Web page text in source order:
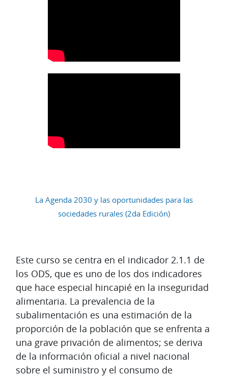
Diagrama de temas
Este curso se centra en el indicador 2.1.1 de
los ODS, que es uno de los dos indicadores
que hace especial hincapié en la inseguridad
alimentaria. La prevalencia de la
subalimentación es una estimación de la
proporción de la población que se enfrenta a
una grave privación de alimentos; se deriva
de la información oficial a nivel nacional
sobre el suministro y el consumo de
La Agenda 2030 y las oportunidades para las
sociedades rurales (2da Edición)